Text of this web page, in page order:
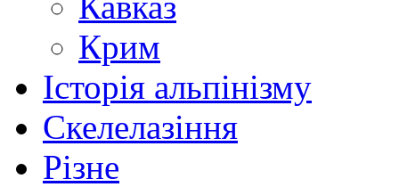
Крим
Історія альпінізму
Скелелазіння
Різне